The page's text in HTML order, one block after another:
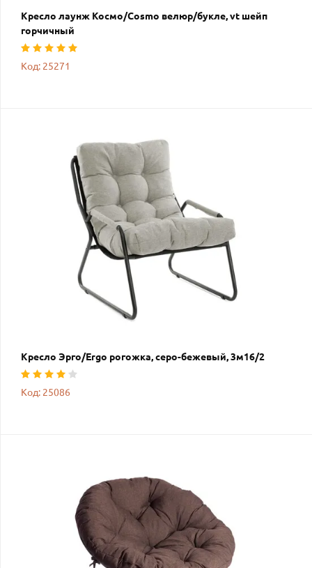
Кресло лаунж Космо/Cosmo велюр/букле, vt шейп
горчичный
Код: 25271
Кресло Эрго/Ergo рогожка, серо-бежевый, 3м16/2
Код: 25086